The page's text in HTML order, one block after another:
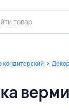
кондитерский